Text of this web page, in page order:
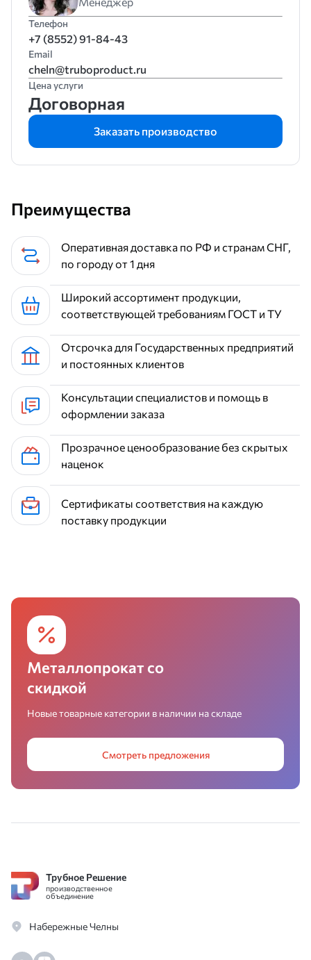
Телефон
+7 (8552) 91-84-43
Email
cheln@truboproduct.ru
Цена услуги
Договорная
Заказать производство
Преимущества
Оперативная доставка по РФ и странам СНГ,
по городу от 1 дня
Широкий ассортимент продукции,
соответствующей требованиям ГОСТ и ТУ
Отсрочка для Государственных предприятий
и постоянных клиентов
Консультации специалистов и помощь в
оформлении заказа
Прозрачное ценообразование без скрытых
наценок
Сертификаты соответствия на каждую
поставку продукции
Металлопрокат со
скидкой
Новые товарные категории в наличии на складе
Смотреть предложения
Трубное Решение
производственное
объединение
Набережные Челны